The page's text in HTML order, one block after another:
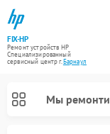
FIX-HP
Ремонт устройств HP
Специализированный
cервисный центр г.Барнаул
Мы